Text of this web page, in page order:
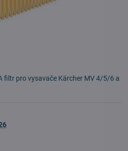
filtr pro vysavače Kärcher MV 4/5/6 a